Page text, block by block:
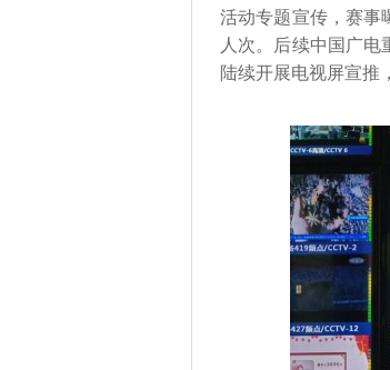
活动专题宣传，赛事
人次。后续中国广
陆续开展电视屏宣推